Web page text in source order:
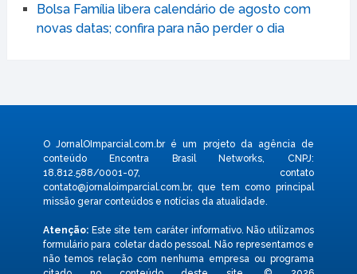
Bolsa Família libera calendário de agosto com
novas datas; confira para não perder o dia
O JornalOImparcial.com.br é um projeto da agência de
conteúdo Encontra Brasil Networks, CNPJ:
18.812.588/0001-07, contato
contato@jornaloimparcial.com.br, que tem como principal
missão gerar conteúdos e notícias da atualidade.
Atenção:Este site tem caráter informativo. Não utilizamos
formulário para coletar dado pessoal. Não representamos e
não temos relação com nenhuma empresa ou programa